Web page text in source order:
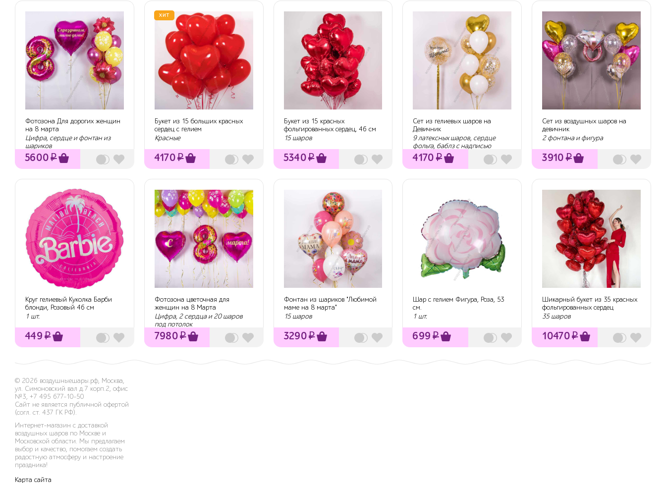
Фотозона Для дорогих женщин
на 8 марта
Цифра, сердце и фонтан из
шариков
5600₽
ХИТ
Букет из 15 больших красных
сердец с гелием
Красные
4170₽
Букет из 15 красных
фольгированных сердец, 46 см
15 шаров
5340₽
Сет из гелиевых шаров на
Девичник
9 латексных шаров, сердце
фольга, баблз с надписью
4170₽
Сет из воздушных шаров на
девичник
2 фонтана и фигура
3910₽
Круг гелиевый Куколка Барби
блонди, Розовый 46 см
1 шт.
449 ₽
Фотозона цветочная для
женщин на 8 Марта
Цифра, 2 сердца и 20 шаров
под потолок
7980₽
Фонтан из шариков "Любимой
маме на 8 марта"
15 шаров
3290₽
Шар с гелием Фигура, Роза, 53
см.
1 шт.
699 ₽
Шикарный букет из 35 красных
фольгированных сердец
35 шаров
10470₽
© 2026 воздушныешары.рф, Москва,
ул. Симоновский вал д.7 корп.2, офис
№3, +7 495 677-10-50
Сайт не является публичной офертой
(согл. ст. 437 ГК РФ).
Интернет-магазин с доставкой
воздушных шаров по Москве и
Московской области. Мы предлагаем
выбор и качество, помогаем создать
радостную атмосферу и настроение
праздника!
Карта сайта